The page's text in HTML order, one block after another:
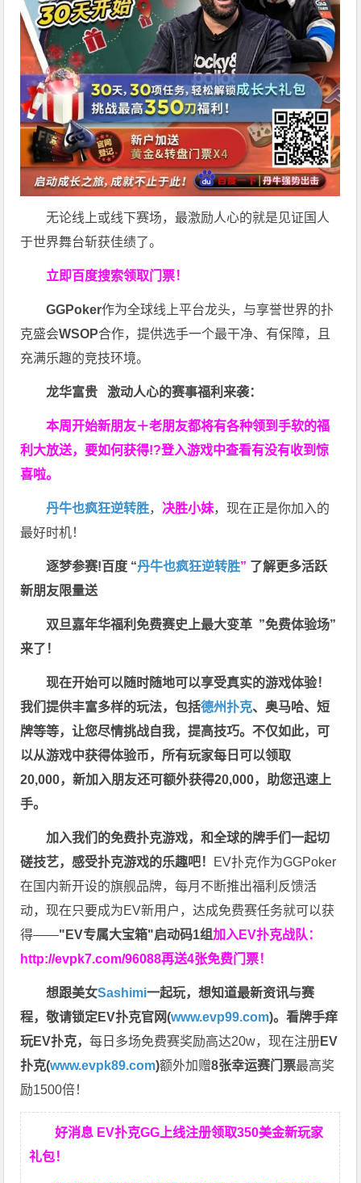
无论线上或线下赛场，最激励人心的就是见证国人
于世界舞台斩获佳绩了。
立即百度搜索领取门票！
GGPoker作为全球线上平台龙头，与享誉世界的扑
克盛会WSOP合作，提供选手一个最干净、有保障，且
充满乐趣的竞技环境。
龙华富贵 激动人心的赛事福利来袭：
本周开始新朋友＋老朋友都将有各种领到手软的福
利大放送，要如何获得!?登入游戏中查看有没有收到惊
喜啦。
丹牛也疯狂逆转胜，决胜小妹，现在正是你加入的
最好时机！
逐梦参赛!百度 “丹牛也疯狂逆转胜” 了解更多活跃
新朋友限量送
双旦嘉年华福利免费赛史上最大变革 ”免费体验场”
来了！
现在开始可以随时随地可以享受真实的游戏体验！
我们提供丰富多样的玩法，包括德州扑克、奥马哈、短
牌等等，让您尽情挑战自我，提高技巧。不仅如此， 可
以从游戏中获得体验币，所有玩家每日可以领取
20,000，新加入朋友还可额外获得20,000，助您迅速上
手。
加入我们的免费扑克游戏，和全球的牌手们一起切
磋技艺，感受扑克游戏的乐趣吧！ EV扑克作为GGPoker
在国内新开设的旗舰品牌，每月不断推出福利反馈活
动，现在只要成为EV新用户，达成免费赛任务就可以获
得——"EV专属大宝箱"启动码1组加入EV扑克战队：
http://evpk7.com/96088再送4张免费门票！
想跟美女Sashimi一起玩，想知道最新资讯与赛
程，敬请锁定EV扑克官网(www.evp99.com)。看牌手痒
玩EV扑克，每日多场免费赛奖励高达20w，现在注册EV
扑克(www.evpk89.com)额外加赠8张幸运赛门票最高奖
励1500倍！
好消息 EV扑克GG上线注册领取350美金新玩家
礼包！